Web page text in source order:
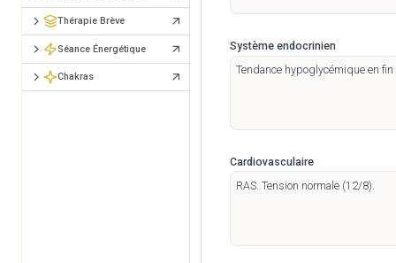
Thérapie Brève
Séance Énergétique
Chakras
Système endocrinien
Cardiovasculaire